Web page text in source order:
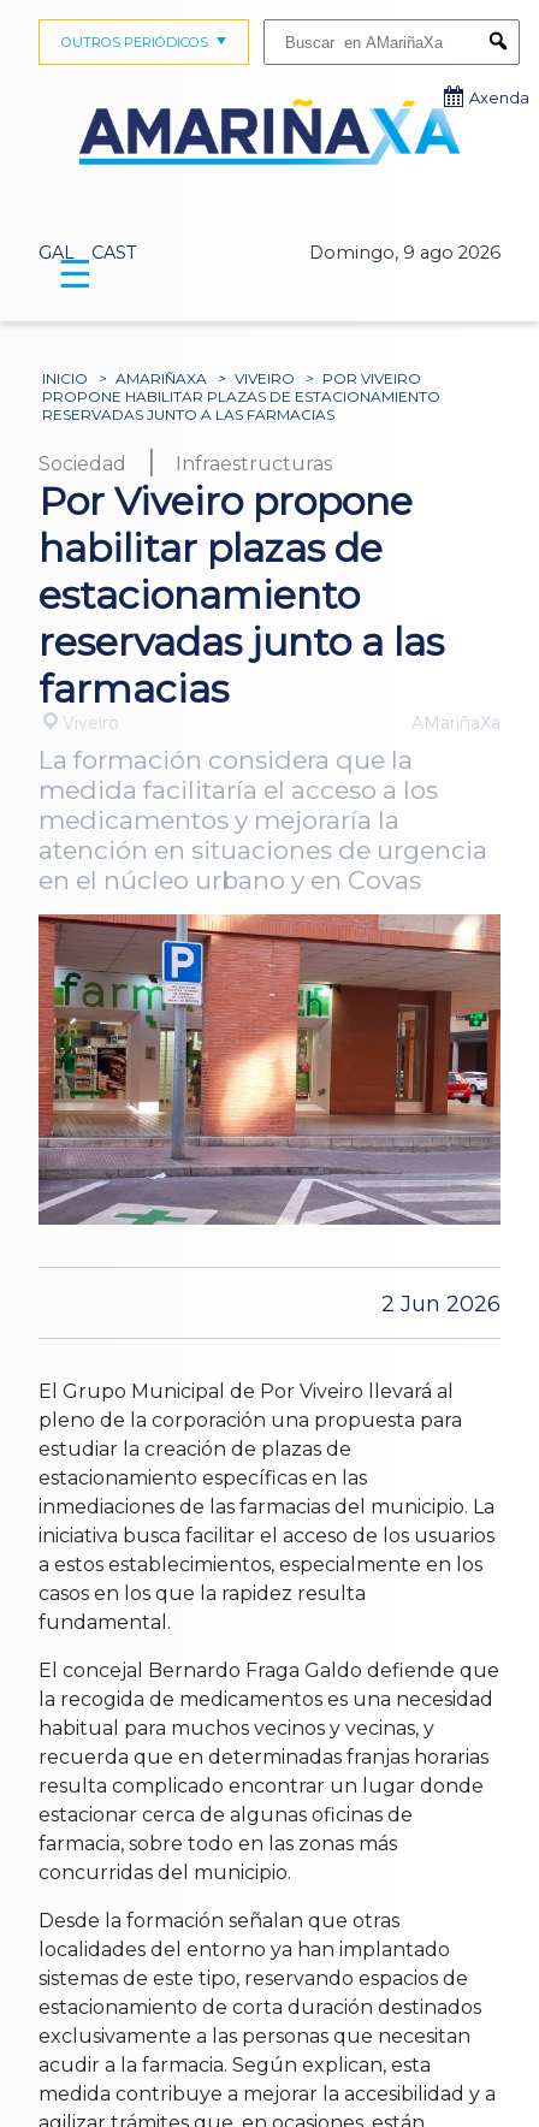
GAL CAST Domingo, 9 ago 2026
OUTROS PERIÓDICOS
Axenda
☰
INICIO > AMARIÑAXA > VIVEIRO > POR VIVEIRO
PROPONE HABILITAR PLAZAS DE ESTACIONAMIENTO
RESERVADAS JUNTO A LAS FARMACIAS
Sociedad | Infraestructuras
Por Viveiro propone
habilitar plazas de
estacionamiento
reservadas junto a las
farmacias
Viveiro AMariñaXa
La formación considera que la
medida facilitaría el acceso a los
medicamentos y mejoraría la
atención en situaciones de urgencia
en el núcleo urbano y en Covas
2 Jun 2026
El Grupo Municipal de Por Viveiro llevará al
pleno de la corporación una propuesta para
estudiar la creación de plazas de
estacionamiento específicas en las
inmediaciones de las farmacias del municipio. La
iniciativa busca facilitar el acceso de los usuarios
a estos establecimientos, especialmente en los
casos en los que la rapidez resulta
fundamental.
El concejal Bernardo Fraga Galdo defiende que
la recogida de medicamentos es una necesidad
habitual para muchos vecinos y vecinas, y
recuerda que en determinadas franjas horarias
resulta complicado encontrar un lugar donde
estacionar cerca de algunas oficinas de
farmacia, sobre todo en las zonas más
concurridas del municipio.
Desde la formación señalan que otras
localidades del entorno ya han implantado
sistemas de este tipo, reservando espacios de
estacionamiento de corta duración destinados
exclusivamente a las personas que necesitan
acudir a la farmacia. Según explican, esta
medida contribuye a mejorar la accesibilidad y a
agilizar trámites que, en ocasiones, están